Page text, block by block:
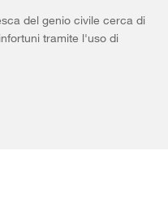
del genio civile cerca di
tramite l'uso di